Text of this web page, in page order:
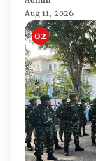
Aug 11, 2026